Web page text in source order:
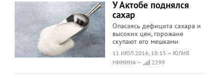
У Актобе поднялся
сахар
Опасаясь дефицита сахара и
высоких цен, горожане
скупают его мешками
11 ИЮЛ 2016, 18:15 — ЮЛИЯ
МИНИНА —
2299